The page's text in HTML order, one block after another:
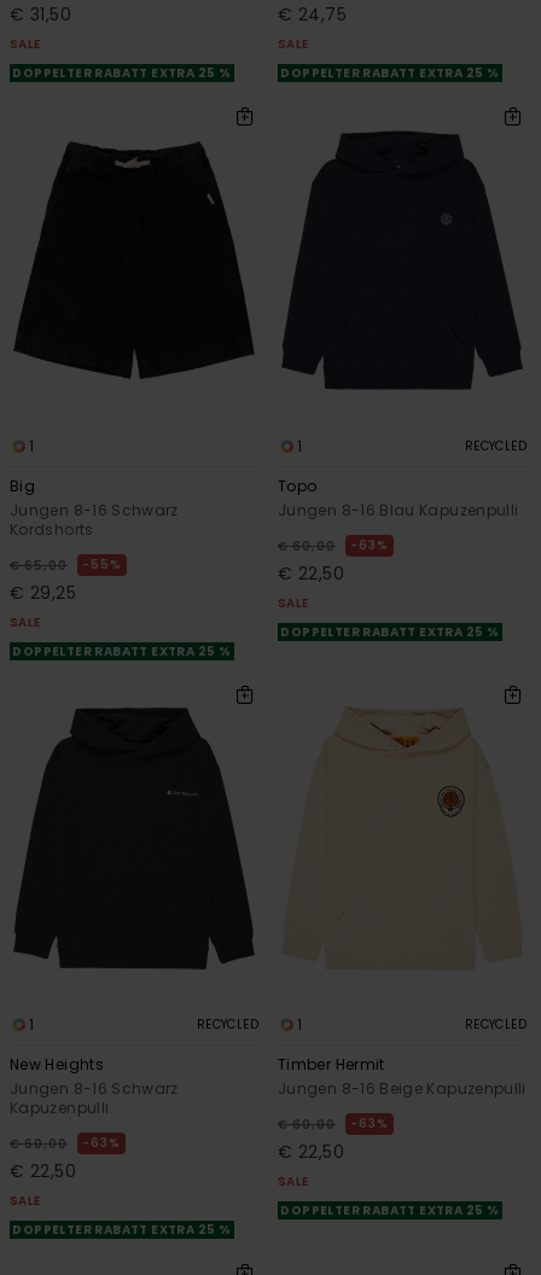
€ 31,50
SALE
DOPPELTER RABATT EXTRA 25 %
€ 24,75
SALE
DOPPELTER RABATT EXTRA 25 %
1
Big
Jungen 8-16 Schwarz
Kordshorts
€ 65,00 55%
€ 29,25
SALE
DOPPELTER RABATT EXTRA 25 %
1 RECYCLED
Topo
Jungen 8-16 Blau Kapuzenpulli
€ 60,00 63%
€ 22,50
SALE
DOPPELTER RABATT EXTRA 25 %
1 RECYCLED
New Heights
Jungen 8-16 Schwarz
Kapuzenpulli
€ 60,00 63%
€ 22,50
SALE
DOPPELTER RABATT EXTRA 25 %
1 RECYCLED
Timber Hermit
Jungen 8-16 Beige Kapuzenpulli
€ 60,00 63%
€ 22,50
SALE
DOPPELTER RABATT EXTRA 25 %